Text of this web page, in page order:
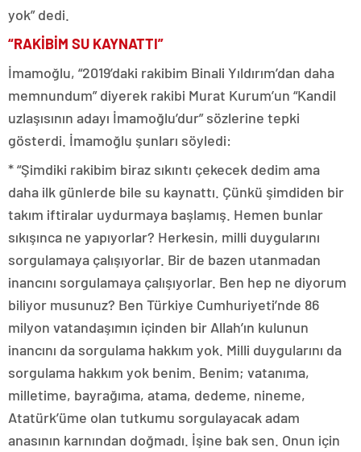
yok” dedi.
“RAKİBİM SU KAYNATTI”
İmamoğlu, “2019’daki rakibim Binali Yıldırım’dan daha
memnundum” diyerek rakibi Murat Kurum’un “Kandil
uzlaşısının adayı İmamoğlu’dur” sözlerine tepki
gösterdi. İmamoğlu şunları söyledi:
* “Şimdiki rakibim biraz sıkıntı çekecek dedim ama
daha ilk günlerde bile su kaynattı. Çünkü şimdiden bir
takım iftiralar uydurmaya başlamış. Hemen bunlar
sıkışınca ne yapıyorlar? Herkesin, milli duygularını
sorgulamaya çalışıyorlar. Bir de bazen utanmadan
inancını sorgulamaya çalışıyorlar. Ben hep ne diyorum
biliyor musunuz? Ben Türkiye Cumhuriyeti’nde 86
milyon vatandaşımın içinden bir Allah’ın kulunun
inancını da sorgulama hakkım yok. Milli duygularını da
sorgulama hakkım yok benim. Benim; vatanıma,
milletime, bayrağıma, atama, dedeme, nineme,
Atatürk’üme olan tutkumu sorgulayacak adam
anasının karnından doğmadı. İşine bak sen. Onun için